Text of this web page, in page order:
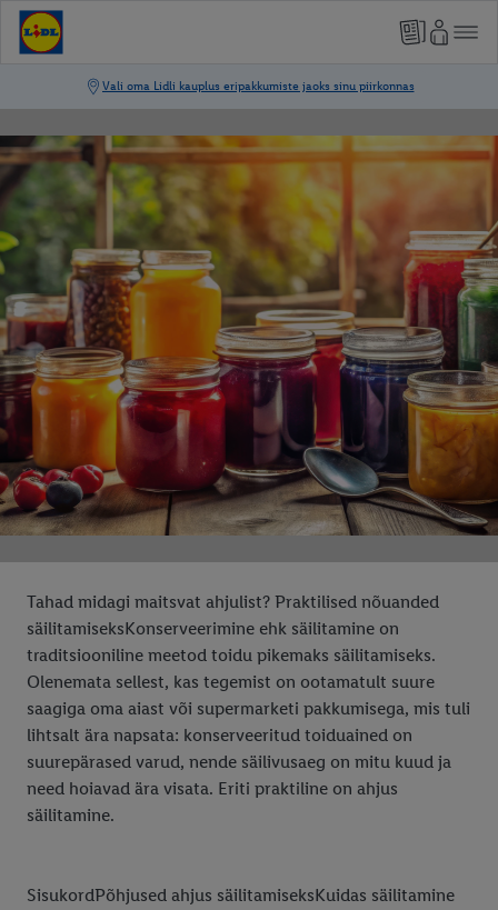
Tahad midagi maitsvat ahjulist? Praktilised nõuanded
säilitamiseksKonserveerimine ehk säilitamine on
traditsiooniline meetod toidu pikemaks säilitamiseks.
Olenemata sellest, kas tegemist on ootamatult suure
saagiga oma aiast või supermarketi pakkumisega, mis tuli
lihtsalt ära napsata: konserveeritud toiduained on
suurepärased varud, nende säilivusaeg on mitu kuud ja
need hoiavad ära visata. Eriti praktiline on ahjus
säilitamine.
SisukordPõhjused ahjus säilitamiseksKuidas säilitamine